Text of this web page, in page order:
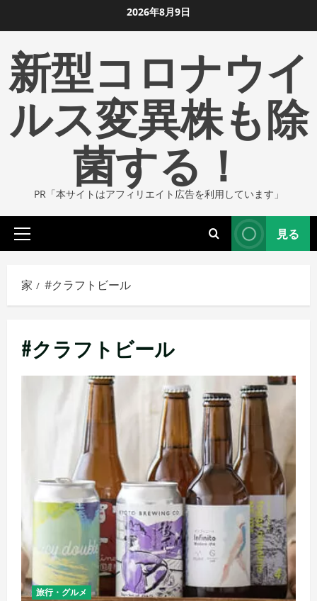
ン
ツ
ま
2026年8月9日
新型コロナウイ
ルス変異株も除
菌する！
PR「本サイトはアフィリエイト広告を利用しています」
プ
イ
マ
ニ
見る
家 #クラフトビール
#クラフトビール
旅行・グルメ